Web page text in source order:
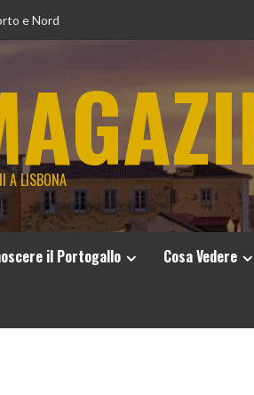
e Nord
A LISBONA
il Portogallo Cosa Vedere